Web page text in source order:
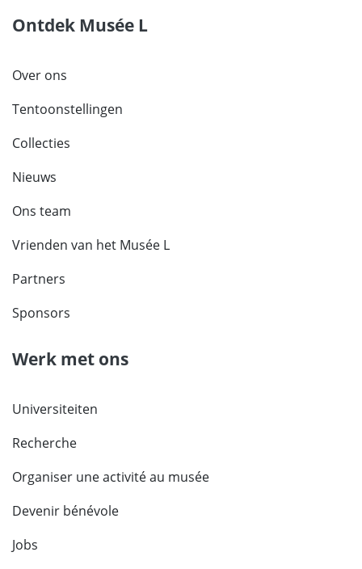
Ontdek Musée L
Over ons
Tentoonstellingen
Collecties
Nieuws
Ons team
Vrienden van het Musée L
Partners
Sponsors
Werk met ons
Universiteiten
Recherche
Organiser une activité au musée
Devenir bénévole
Jobs